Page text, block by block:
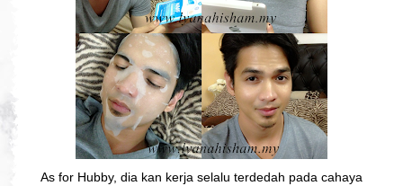
As for Hubby, dia kan kerja selalu terdedah pada cahaya